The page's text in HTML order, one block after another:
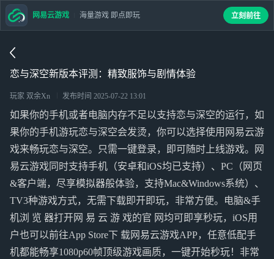
恋与深空新版本评测：精致服饰与剧情体验
玩家 双余Xn 发布时间 2025-07-22 13:01
如果你的手机或者电脑内存不足以支持恋与深空的运行，如
果你的手机游玩恋与深空会发烫，你可以选择使用网易云游
戏来畅玩恋与深空。只需一键登录，即可随时上线游戏。网
易云游戏同时支持手机（安卓和iOS均已支持）、PC（网页
&客户端，尽享模拟器般体验，支持Mac&Windows系统）、
TV3种游戏方式，无需下载即开即玩，非常方便。电脑&手
机浏 览 器打开网 易 云 游 戏的官 网均可即享秒玩，iOS用
户也可以前往App Store下 载网易云游戏APP，任意低配手
机都能畅享1080p60帧顶级游戏画质，一键开始秒玩！非常
网易云游戏 海量游戏 即点即玩 立刻前往